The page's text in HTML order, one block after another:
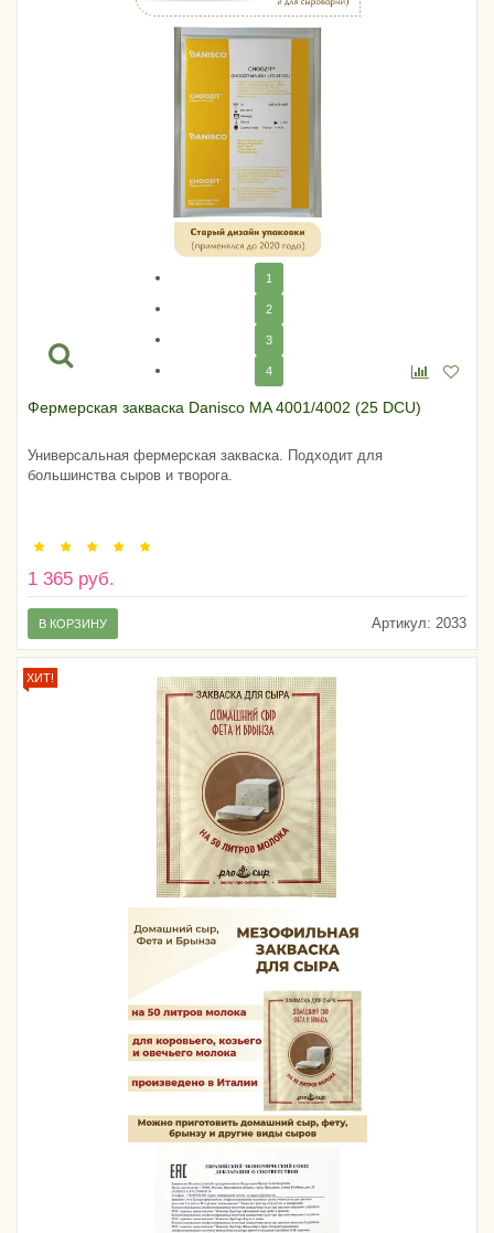
1
2
3
4
Фермерская закваска Danisco MA 4001/4002 (25 DCU)
Универсальная фермерская закваска. Подходит для
большинства сыров и творога.
1 365 руб.
Артикул: 2033
В КОРЗИНУ
ХИТ!